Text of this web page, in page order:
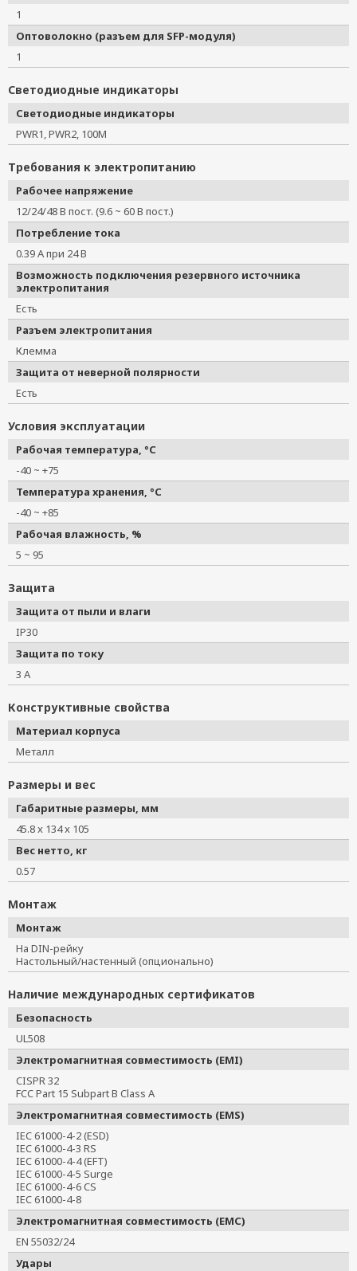
1
Оптоволокно (разъем для SFP-модуля)
1
Светодиодные индикаторы
Светодиодные индикаторы
PWR1, PWR2, 100M
Требования к электропитанию
Рабочее напряжение
12/24/48 В пост. (9.6 ~ 60 В пост.)
Потребление тока
0.39 А при 24 В
Возможность подключения резервного источника
электропитания
Есть
Разъем электропитания
Клемма
Защита от неверной полярности
Есть
Условия эксплуатации
Рабочая температура, °C
-40 ~ +75
Температура хранения, °C
-40 ~ +85
Рабочая влажность, %
5 ~ 95
Защита
Защита от пыли и влаги
IP30
Защита по току
3 А
Конструктивные свойства
Материал корпуса
Металл
Размеры и вес
Габаритные размеры, мм
45.8 x 134 x 105
Вес нетто, кг
0.57
Монтаж
Монтаж
На DIN-рейку
Настольный/настенный (опционально)
Наличие международных сертификатов
Безопасность
UL508
Электромагнитная совместимость (EMI)
CISPR 32
FCC Part 15 Subpart B Class A
Электромагнитная совместимость (EMS)
IEC 61000-4-2 (ESD)
IEC 61000-4-3 RS
IEC 61000-4-4 (EFT)
IEC 61000-4-5 Surge
IEC 61000-4-6 CS
IEC 61000-4-8
Электромагнитная совместимость (EMC)
EN 55032/24
Удары